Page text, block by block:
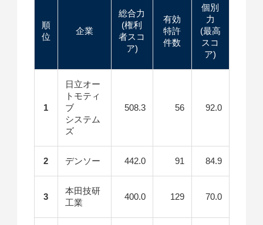
順
位
企業
総合力
(権利
者スコ
ア)
有効
特許
件数
個別
力
(最高
スコ
ア)
1
日立オー
トモティ
ブ
システム
ズ
508.3 56 92.0
2 デンソー 442.0 91 84.9
3
本田技研
工業
400.0 129 70.0